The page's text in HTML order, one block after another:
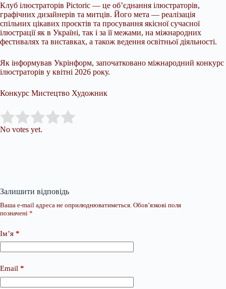
Клуб ілюстраторів Pictoric — це об’єднання ілюстраторів,
графічних дизайнерів та митців. Його мета — реалізація
спільних цікавих проєктів та просування якісної сучасної
ілюстрації як в Україні, так і за її межами, на міжнародних
фестивалях та виставках, а також ведення освітньої діяльності.
Як інформував Укрінформ, започатковано міжнародний конкурс
ілюстраторів у квітні 2026 року.
Конкурс Мистецтво Художник
Rate this item:
No votes yet.
Залишити відповідь
Ваша e-mail адреса не оприлюднюватиметься. Обов’язкові поля
позначені *
Ім’я *
Email *